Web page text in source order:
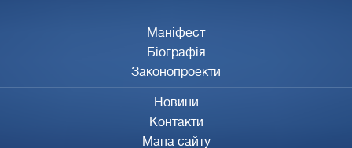
Маніфест
Біографія
Законопроекти
Новини
Контакти
Мапа сайту